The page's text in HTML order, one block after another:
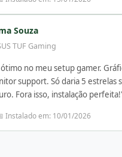
Souza
TUF Gaming
no meu setup gamer.
support. Só daria 5 estrelas
Fora isso, instalação
Instalado em: 10/01/2026